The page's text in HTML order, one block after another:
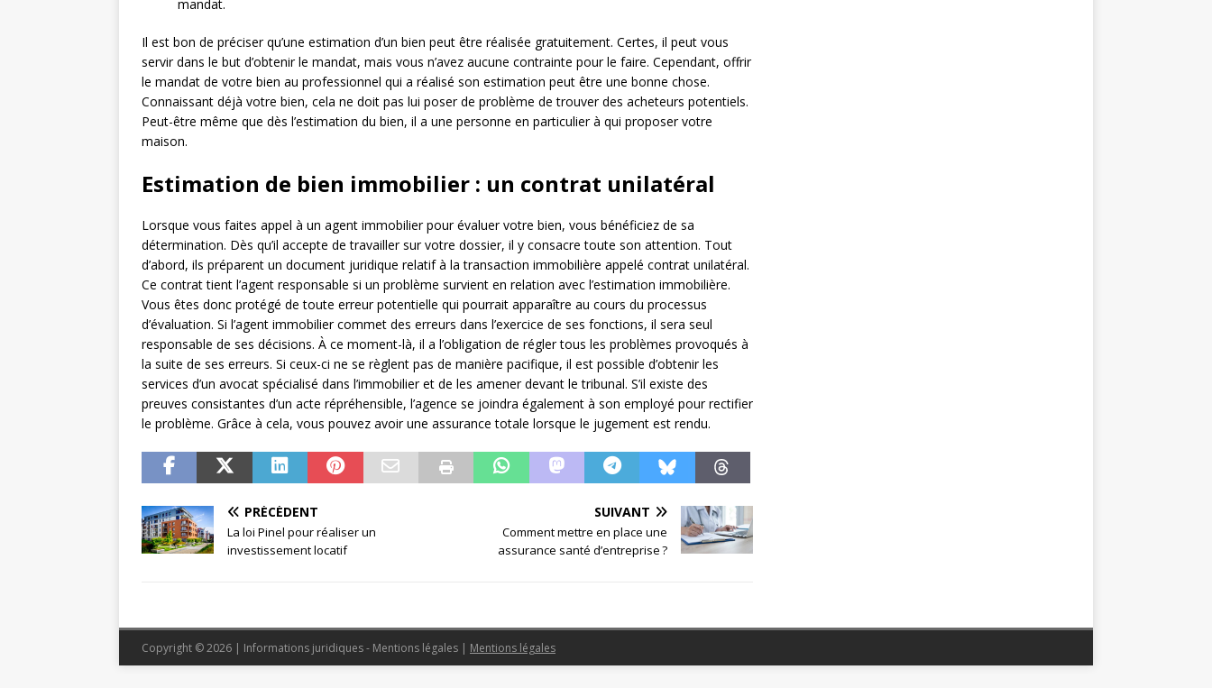
mandat.
Il est bon de préciser qu’une estimation d’un bien peut être réalisée gratuitement. Certes, il peut vous
servir dans le but d’obtenir le mandat, mais vous n’avez aucune contrainte pour le faire. Cependant, offrir
le mandat de votre bien au professionnel qui a réalisé son estimation peut être une bonne chose.
Connaissant déjà votre bien, cela ne doit pas lui poser de problème de trouver des acheteurs potentiels.
Peut-être même que dès l’estimation du bien, il a une personne en particulier à qui proposer votre
maison.
Estimation de bien immobilier : un contrat unilatéral
Lorsque vous faites appel à un agent immobilier pour évaluer votre bien, vous bénéficiez de sa
détermination. Dès qu’il accepte de travailler sur votre dossier, il y consacre toute son attention. Tout
d’abord, ils préparent un document juridique relatif à la transaction immobilière appelé contrat unilatéral.
Ce contrat tient l’agent responsable si un problème survient en relation avec l’estimation immobilière.
Vous êtes donc protégé de toute erreur potentielle qui pourrait apparaître au cours du processus
d’évaluation. Si l’agent immobilier commet des erreurs dans l’exercice de ses fonctions, il sera seul
responsable de ses décisions. À ce moment-là, il a l’obligation de régler tous les problèmes provoqués à
la suite de ses erreurs. Si ceux-ci ne se règlent pas de manière pacifique, il est possible d’obtenir les
services d’un avocat spécialisé dans l’immobilier et de les amener devant le tribunal. S’il existe des
preuves consistantes d’un acte répréhensible, l’agence se joindra également à son employé pour rectifier
le problème. Grâce à cela, vous pouvez avoir une assurance totale lorsque le jugement est rendu.
PRÉCÉDENT
La loi Pinel pour réaliser un
investissement locatif
SUIVANT
Comment mettre en place une
assurance santé d’entreprise ?
Copyright © 2026 | Informations juridiques - Mentions légales | Mentions légales